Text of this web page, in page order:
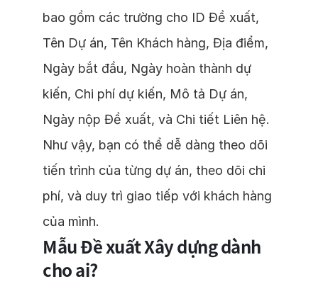
bao gồm các trường cho ID Đề xuất,
Tên Dự án, Tên Khách hàng, Địa điểm,
Ngày bắt đầu, Ngày hoàn thành dự
kiến, Chi phí dự kiến, Mô tả Dự án,
Ngày nộp Đề xuất, và Chi tiết Liên hệ.
Như vậy, bạn có thể dễ dàng theo dõi
tiến trình của từng dự án, theo dõi chi
phí, và duy trì giao tiếp với khách hàng
của mình.
Mẫu Đề xuất Xây dựng dành
cho ai?